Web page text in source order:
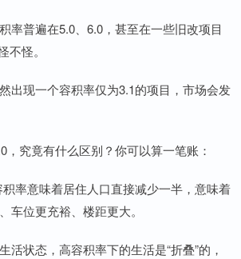
率普遍在5.0、6.0，甚至在一些旧改项目
不怪。
出现一个容积率仅为3.1的项目，市场会发
，究竟有什么区别？你可以算一笔账：
率意味着居住人口直接减少一半，意味着
车位更充裕、楼距更大。
活状态，高容积率下的生活是“折叠”的，